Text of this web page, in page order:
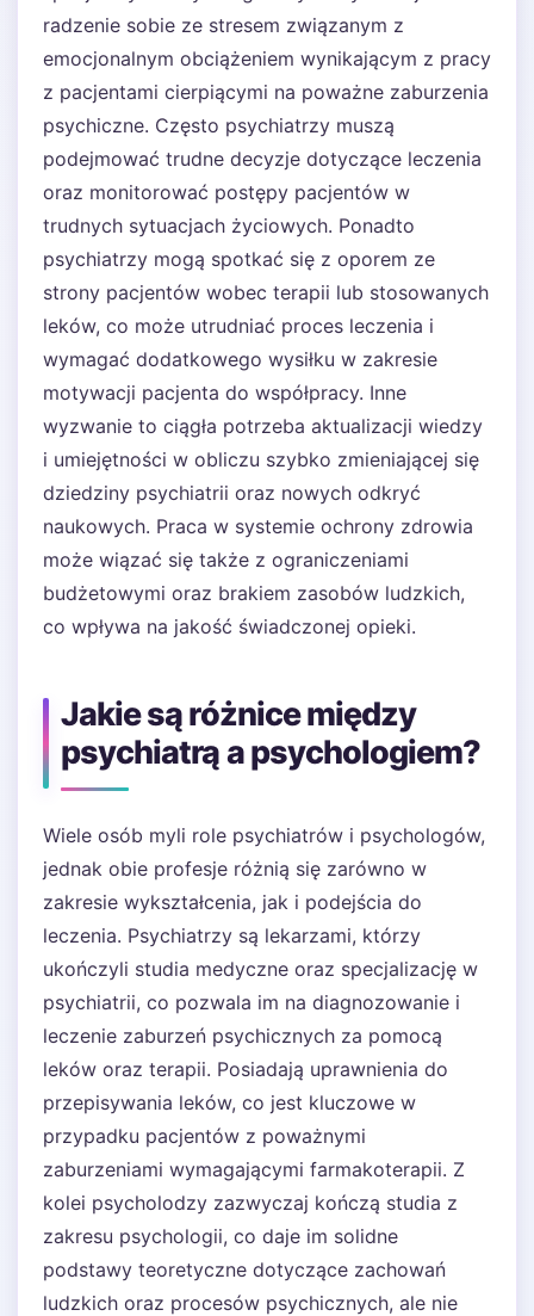
radzenie sobie ze stresem związanym z
emocjonalnym obciążeniem wynikającym z pracy
z pacjentami cierpiącymi na poważne zaburzenia
psychiczne. Często psychiatrzy muszą
podejmować trudne decyzje dotyczące leczenia
oraz monitorować postępy pacjentów w
trudnych sytuacjach życiowych. Ponadto
psychiatrzy mogą spotkać się z oporem ze
strony pacjentów wobec terapii lub stosowanych
leków, co może utrudniać proces leczenia i
wymagać dodatkowego wysiłku w zakresie
motywacji pacjenta do współpracy. Inne
wyzwanie to ciągła potrzeba aktualizacji wiedzy
i umiejętności w obliczu szybko zmieniającej się
dziedziny psychiatrii oraz nowych odkryć
naukowych. Praca w systemie ochrony zdrowia
może wiązać się także z ograniczeniami
budżetowymi oraz brakiem zasobów ludzkich,
co wpływa na jakość świadczonej opieki.
Jakie są różnice między
psychiatrą a psychologiem?
Wiele osób myli role psychiatrów i psychologów,
jednak obie profesje różnią się zarówno w
zakresie wykształcenia, jak i podejścia do
leczenia. Psychiatrzy są lekarzami, którzy
ukończyli studia medyczne oraz specjalizację w
psychiatrii, co pozwala im na diagnozowanie i
leczenie zaburzeń psychicznych za pomocą
leków oraz terapii. Posiadają uprawnienia do
przepisywania leków, co jest kluczowe w
przypadku pacjentów z poważnymi
zaburzeniami wymagającymi farmakoterapii. Z
kolei psycholodzy zazwyczaj kończą studia z
zakresu psychologii, co daje im solidne
podstawy teoretyczne dotyczące zachowań
ludzkich oraz procesów psychicznych, ale nie